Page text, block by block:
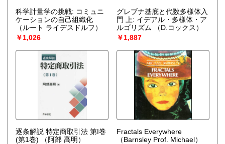
科学計量学の挑戦: コミュニ
ケーションの自己組織化
（ルート ライデスドルフ）
￥1,026
グレブナ基底と代数多様体入
門 上: イデアル・多様体・ア
ルゴリズム
（D.コックス）
￥1,887
逐条解説 特定商取引法 第I巻
(第1巻)
（阿部 高明）
Fractals Everywhere
（Barnsley Prof. Michael）